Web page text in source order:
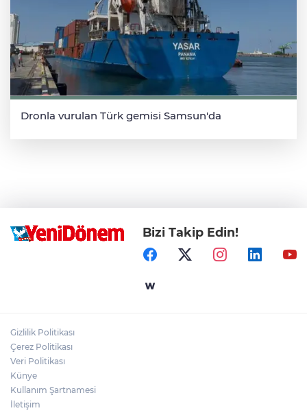
Dronla vurulan Türk gemisi Samsun'da
Bizi Takip Edin!
Gizlilik Politikası
Çerez Politikası
Veri Politikası
Künye
Kullanım Şartnamesi
İletişim